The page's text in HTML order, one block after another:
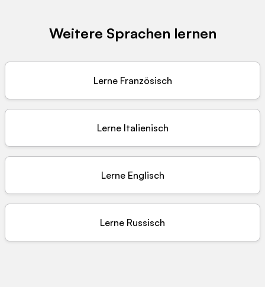
Weitere Sprachen lernen
Lerne Französisch
Lerne Italienisch
Lerne Englisch
Lerne Russisch